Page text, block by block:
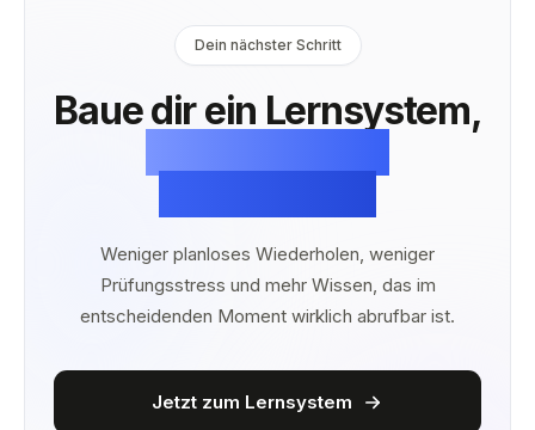
Dein nächster Schritt
Baue dir ein Lernsystem,
Weniger planloses Wiederholen, weniger
Prüfungsstress und mehr Wissen, das im
entscheidenden Moment wirklich abrufbar ist.
Jetzt zum Lernsystem